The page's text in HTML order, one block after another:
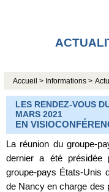
Accueil > Informations >
LES RENDEZ-VOUS
MARS 2021
EN
La réunion du groupe-
dernier a été présidée
groupe-pays États-Unis
de Nancy en charge des